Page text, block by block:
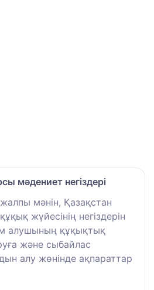
мәдениет негіздері
мәнін, Қазақстан
жүйесінің негіздерін
алушының құқықтық
және сыбайлас
алу жөнінде ақпараттар